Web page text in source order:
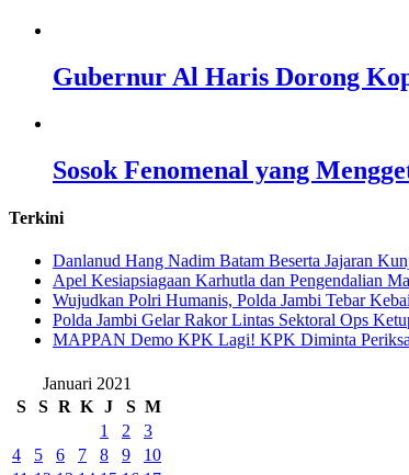
Gubernur Al Haris Dorong
Sosok Fenomenal yang
Terkini
Danlanud Hang Nadim Batam Beserta Jajaran
Apel Kesiapsiagaan Karhutla dan Pengendalian
Wujudkan Polri Humanis, Polda Jambi Tebar
Polda Jambi Gelar Rakor Lintas Sektoral Ops
‎MAPPAN Demo KPK Lagi! KPK Diminta
Januari 2021
S
S R K J S M
1
2
3
4
5 6 7 8 9
10